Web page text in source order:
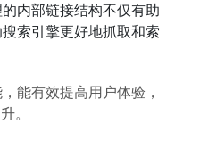
内部链接结构不仅有助
索引擎更好地抓取和索
能有效提高用户体验，
。